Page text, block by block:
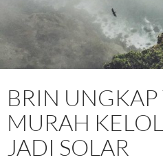
BRIN
MURAH
JADI SOLAR